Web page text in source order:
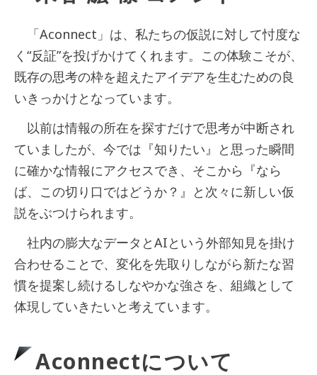
「Aconnect」は、私たちの仮説に対して忖度な
く“反証”を投げかけてくれます。この体験こそが、
既存の思考の枠を超えたアイデアを生むための良
いきっかけとなっています。
以前は情報の所在を探すだけで思考が中断され
ていましたが、今では『知りたい』と思った瞬間
に確かな情報にアクセスでき、そこから『なら
ば、この切り口ではどうか？』と次々に新しい仮
説をぶつけられます。
社内の膨大なデータとAIという外部知見を掛け
合わせることで、変化を先取りしながら新たな習
慣を提案し続けるしなやかな強さを、組織として
体現していきたいと考えています。
Aconnectについて